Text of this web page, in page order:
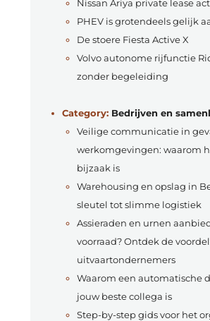
Nissan Ariya private lease
PHEV is grotendeels gelijk
De stoere Fiesta Active X
Volvo autonome rijfunctie
zonder begeleiding
Category: Bedrijven en
Veilige communicatie in
werkomgevingen: waarom
bijzaak is
Warehousing en opslag in
sleutel tot slimme logistiek
Assieraden en urnen
voorraad? Ontdek de
uitvaartondernemers
Waarom een automatische
jouw beste collega is
Step-by-step gids voor het